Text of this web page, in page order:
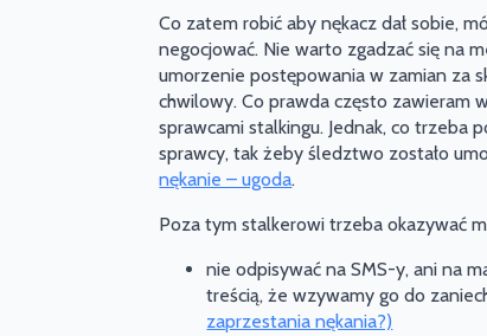
Co zatem robić aby nękacz dał sobie,
negocjować. Nie warto zgadzać się na
umorzenie postępowania w zamian za
chwilowy. Co prawda często zawieram
sprawcami stalkingu. Jednak, co trzeba
sprawcy, tak żeby śledztwo zostało
nękanie – ugoda.
Poza tym stalkerowi trzeba okazywać
nie odpisywać na SMS-y, ani na
treścią, że wzywamy go do
zaprzestania nękania?)